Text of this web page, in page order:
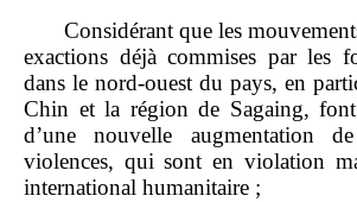
Considérant que les
exactions déjà commises par les
dans le nord‑ouest du pays, en
Chin et la région de Sagaing,
d’une nouvelle augmentation
violences, qui sont en violation
international humanitaire ;